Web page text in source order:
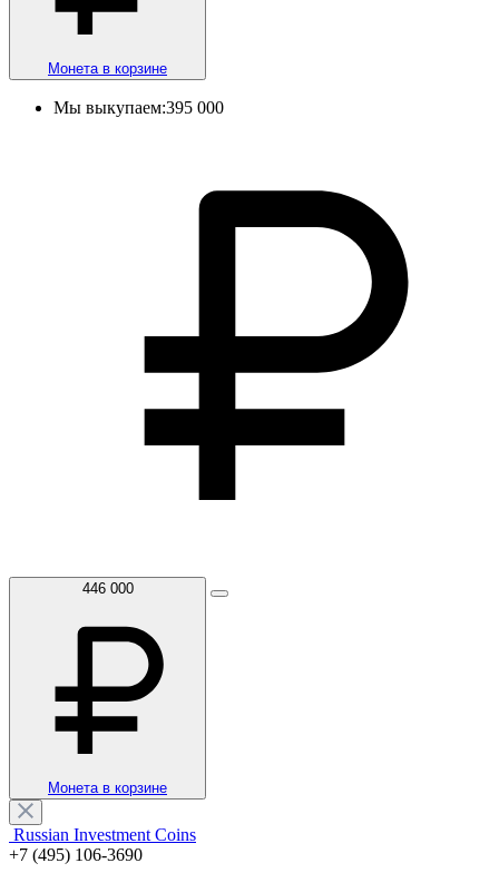
Монета в корзине
Мы выкупаем:395 000
446 000
Монета в корзине
Russian Investment Coins
+7 (495) 106-3690